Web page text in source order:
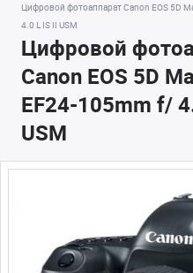
Цифровой фотоаппарат Canon EOS 5D
4.0 L IS II USM
Цифровой
Canon EOS 5D
EF24-105mm f/
USM